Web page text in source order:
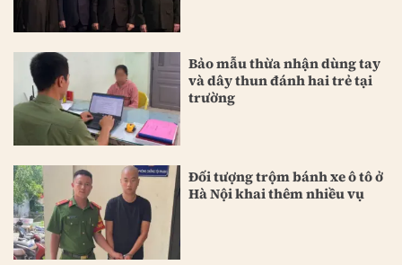
Bảo mẫu thừa nhận dùng tay
và dây thun đánh hai trẻ tại
trường
Đối tượng trộm bánh xe ô tô ở
Hà Nội khai thêm nhiều vụ